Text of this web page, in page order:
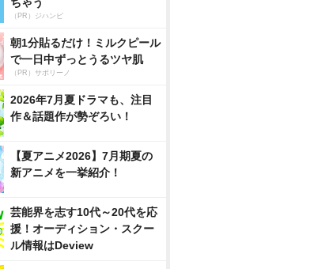
（PR）ジハンピ
朝1分貼るだけ！ミルクピール
で一日中ずっとうるツヤ肌
（PR）サボリーノ
2026年7月夏ドラマも、注目
作＆話題作が勢ぞろい！
【夏アニメ2026】7月期夏の
新アニメを一挙紹介！
芸能界を志す10代～20代を応
援！オーディション・スクー
ル情報はDeview